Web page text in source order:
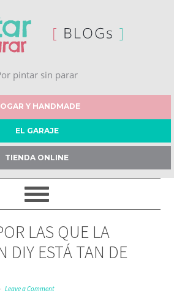
pintar sin parar
Y HANDMADE
EL GARAJE
TIENDA ONLINE
LAS QUE LA
DIY ESTÁ TAN DE
Leave a Comment